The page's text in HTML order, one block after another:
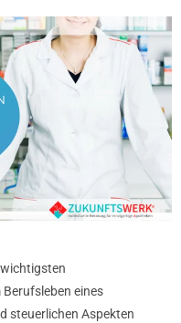
eines
steuerlichen Aspekten